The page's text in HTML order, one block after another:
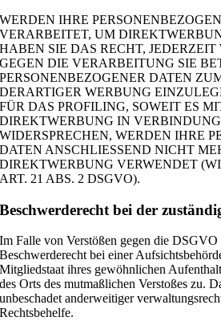
WERDEN IHRE
VERARBEITET, UM
HABEN SIE DAS RECHT, JEDERZEIT
GEGEN DIE VERARBEITUNG SIE
PERSONENBEZOGENER DATEN
DERARTIGER WERBUNG
FÜR DAS PROFILING, SOWEIT ES
DIREKTWERBUNG IN
WIDERSPRECHEN, WERDEN IHRE
DATEN ANSCHLIESSEND NICHT
DIREKTWERBUNG VERWENDET
ART. 21 ABS. 2 DSGVO).
Beschwerde­recht bei der
Im Falle von Verstößen gegen die
Beschwerderecht bei einer
Mitgliedstaat ihres gewöhnlichen
des Orts des mutmaßlichen Verstoßes zu.
unbeschadet anderweitiger
Rechtsbehelfe.